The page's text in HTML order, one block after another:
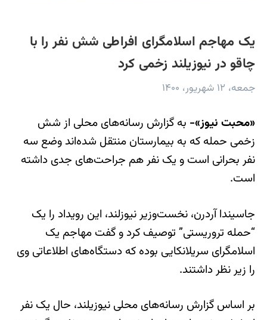
یک مهاجم اسلامگرای افراطی شش نفر را با
چاقو در نیوزیلند زخمی کرد
جمعه، ۱۲ شهریور، ۱۴۰۰
«محبت نیوز»- به گزارش رسانه‌های محلی از شش
زخمی حمله که به بیمارستان منتقل شده‌اند وضع سه
نفر بحرانی است و یک نفر هم جراحت‌های جدی داشته
است.
جاسیندا آردرن، نخست‌وزیر نیوزلند، این رویداد را یک
“حمله تروریستی” توصیف کرد و گفت مهاجم یک
اسلامگرای سریلانکایی بوده که دستگاه‌های اطلاعاتی وی
را زیر نظر داشتند.
بر اساس گزارش رسانه‌های محلی نیوزیلند، حال یک نفر